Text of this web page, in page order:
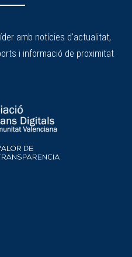
amb notícies d'actualitat,
i informació de proximitat